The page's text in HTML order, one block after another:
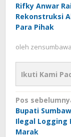
Rifky Anwar
Rekonstruksi
Para Pihak
oleh zensumbawa
Ikuti Kami
pos
Pos
Bupati
Ilegal Logging
Marak